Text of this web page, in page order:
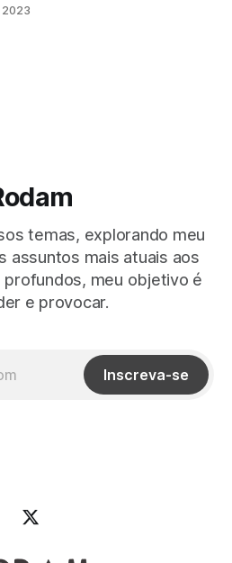
de RPG ou pelo hábito de ler
temas, explorando meu
assuntos mais atuais aos
profundos, meu objetivo é
e provocar.
Inscreva-se